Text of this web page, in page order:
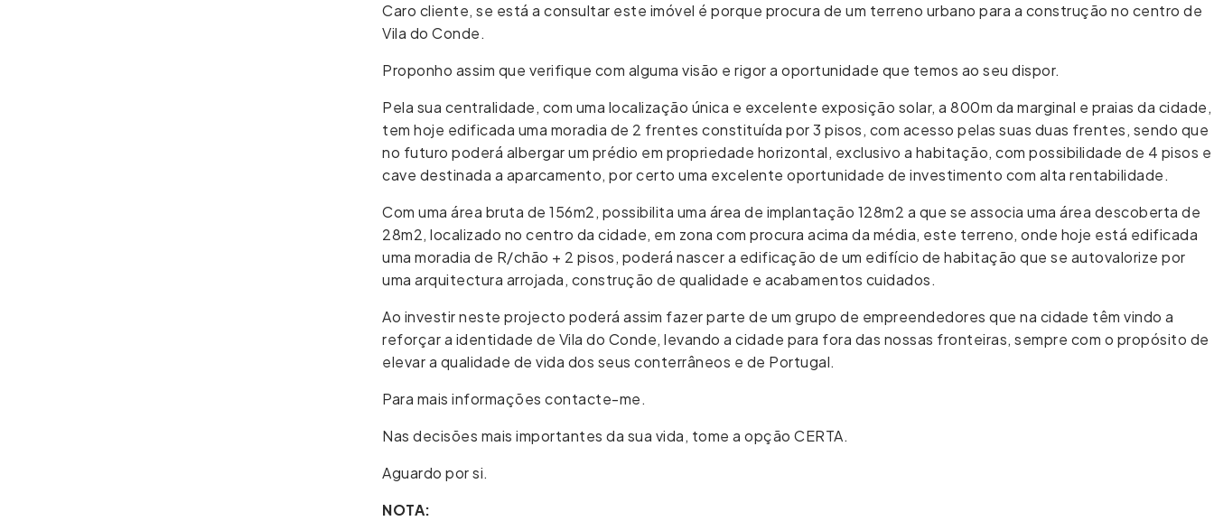
Caro cliente, se está a consultar este imóvel é porque procura de um terreno urbano para a construção no centro de
Vila do Conde.
Proponho assim que verifique com alguma visão e rigor a oportunidade que temos ao seu dispor.
Pela sua centralidade, com uma localização única e excelente exposição solar, a 800m da marginal e praias da cidade,
tem hoje edificada uma moradia de 2 frentes constituída por 3 pisos, com acesso pelas suas duas frentes, sendo que
no futuro poderá albergar um prédio em propriedade horizontal, exclusivo a habitação, com possibilidade de 4 pisos e
cave destinada a aparcamento, por certo uma excelente oportunidade de investimento com alta rentabilidade.
Com uma área bruta de 156m2, possibilita uma área de implantação 128m2 a que se associa uma área descoberta de
28m2, localizado no centro da cidade, em zona com procura acima da média, este terreno, onde hoje está edificada
uma moradia de R/chão + 2 pisos, poderá nascer a edificação de um edifício de habitação que se autovalorize por
uma arquitectura arrojada, construção de qualidade e acabamentos cuidados.
Ao investir neste projecto poderá assim fazer parte de um grupo de empreendedores que na cidade têm vindo a
reforçar a identidade de Vila do Conde, levando a cidade para fora das nossas fronteiras, sempre com o propósito de
elevar a qualidade de vida dos seus conterrâneos e de Portugal.
Para mais informações contacte-me.
Nas decisões mais importantes da sua vida, tome a opção CERTA.
Aguardo por si.
NOTA: